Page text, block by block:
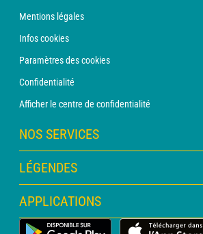
Mentions légales
Infos cookies
Paramètres des cookies
Confidentialité
Afficher le centre de confidentialité
NOS SERVICES
Abonnement METEO Xpert
Abonnement METEO PRO
Consultation avec un prévisionniste
Bulletin PRO
LÉGENDES
Légende des cartes
Légende des pictogrammes
APPLICATIONS